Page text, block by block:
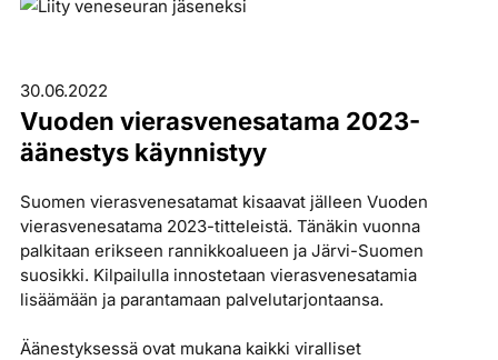
30.06.2022
Vuoden vierasvenesatama 2023-
äänestys käynnistyy
Suomen vierasvenesatamat kisaavat jälleen Vuoden
vierasvenesatama 2023-titteleistä. Tänäkin vuonna
palkitaan erikseen rannikkoalueen ja Järvi-Suomen
suosikki. Kilpailulla innostetaan vierasvenesatamia
lisäämään ja parantamaan palvelutarjontaansa.
Äänestyksessä ovat mukana kaikki viralliset